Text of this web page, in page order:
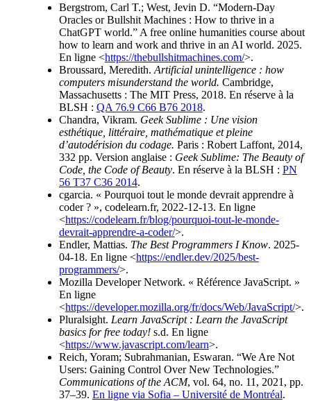
Bergstrom, Carl T.; West, Jevin D. “Modern-Day
Oracles or Bullshit Machines : How to thrive in a
ChatGPT world.” A free online humanities course about
how to learn and work and thrive in an AI world. 2025.
En ligne <https://thebullshitmachines.com/>.
Broussard, Meredith. Artificial unintelligence : how
computers misunderstand the world. Cambridge,
Massachusetts : The MIT Press, 2018. En réserve à la
BLSH : QA 76.9 C66 B76 2018.
Chandra, Vikram. Geek Sublime : Une vision
esthétique, littéraire, mathématique et pleine
d’autodérision du codage. Paris : Robert Laffont, 2014,
332 pp. Version anglaise : Geek Sublime: The Beauty of
Code, the Code of Beauty. En réserve à la BLSH : PN
56 T37 C36 2014.
cgarcia. « Pourquoi tout le monde devrait apprendre à
coder ? », codelearn.fr, 2022-12-13. En ligne
<https://codelearn.fr/blog/pourquoi-tout-le-monde-
devrait-apprendre-a-coder/>.
Endler, Mattias. The Best Programmers I Know. 2025-
04-18. En ligne <https://endler.dev/2025/best-
programmers/>.
Mozilla Developer Network. « Référence JavaScript. »
En ligne
<https://developer.mozilla.org/fr/docs/Web/JavaScript/>.
Pluralsight. Learn JavaScript : Learn the JavaScript
basics for free today!s.d. En ligne
<https://www.javascript.com/learn>.
Reich, Yoram; Subrahmanian, Eswaran. “We Are Not
Users: Gaining Control Over New Technologies.”
Communications of the ACM, vol. 64, no. 11, 2021, pp.
37–39. En ligne via Sofia – Université de Montréal.